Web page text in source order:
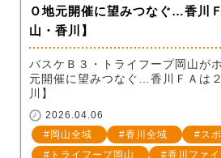
Ｏ地元開催に望みつなぐ…香川
山・香川】
バスケＢ３・トライフープ岡山が
元開催に望みつなぐ…香川ＦＡは
川】
2026.04.06
岡山全域
香川全域
ス
トライフープ岡山
香川ファ